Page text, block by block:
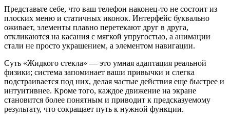
Представьте себе, что ваш телефон наконец-то не состоит из
плоских меню и статичных иконок. Интерфейс буквально
оживает, элементы плавно перетекают друг в друга,
откликаются на касания с мягкой упругостью, а анимации
стали не просто украшением, а элементом навигации.
Суть «Жидкого стекла» — это умная адаптация реальной
физики; система запоминает ваши привычки и слегка
подстраивается под них, делая частые действия еще быстрее и
интуитивнее. Кроме того, каждое движение на экране
становится более понятным и приводит к предсказуемому
результату, что сокращает путь к нужной функции.